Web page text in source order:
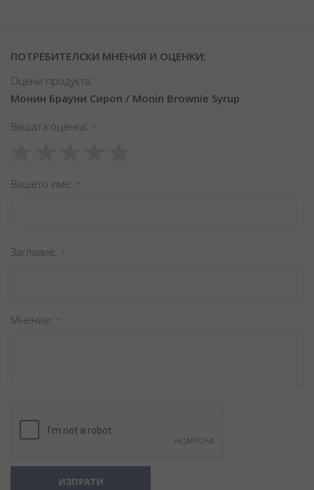
ПОТРЕБИТЕЛСКИ МНЕНИЯ И ОЦЕНКИ:
Оцени продукта:
Монин Брауни Сироп / Monin Brownie Syrup
Вашата оценка
star
stars
stars
stars
stars
Вашето име
Заглавиe
Мнение
ИЗПРАТИ